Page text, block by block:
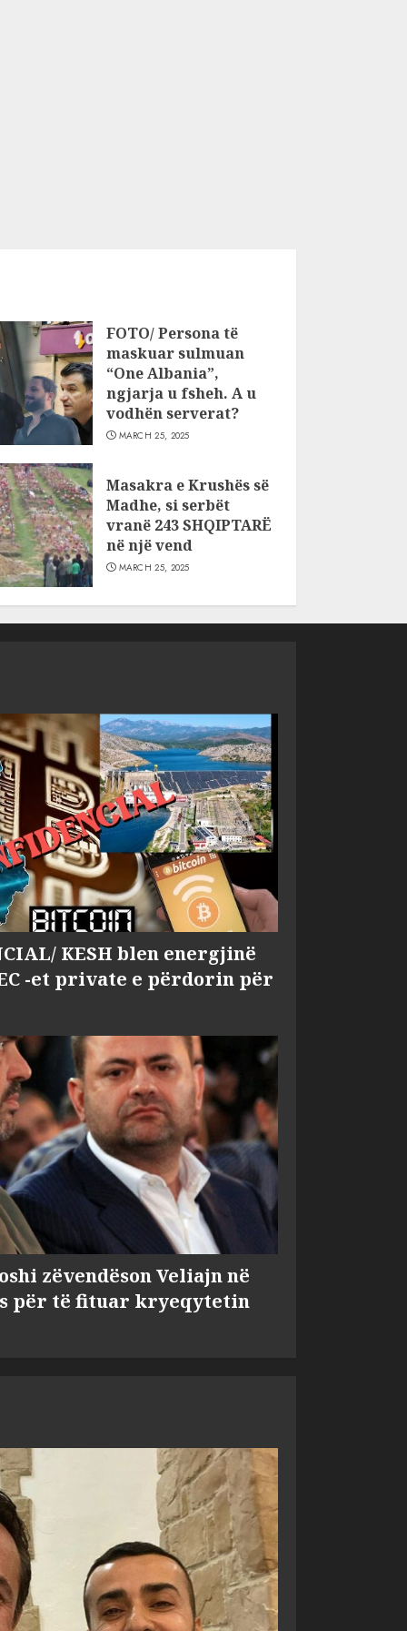
FOTO/ Persona të
maskuar sulmuan
“One Albania”,
ngjarja u fsheh. A u
vodhën serverat?
MARCH 25, 2025
Masakra e Krushës së
Madhe, si serbët
vranë 243 SHQIPTARË
në një vend
MARCH 25, 2025
KESH blen energjinë
-et private e përdorin për
zëvendëson Veliajn në
për të fituar kryeqytetin